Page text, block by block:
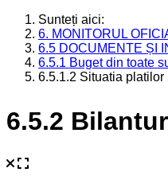
Sunteți aici:
6. MONITORUL
6.5 DOCUMENTE ȘI
6.5.1 Buget din toate
6.5.1.2 Situatia platilor
6.5.2